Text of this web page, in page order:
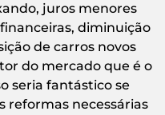
juros menores
diminuição
de carros novos
do mercado que é o
seria fantástico se
reformas necessárias